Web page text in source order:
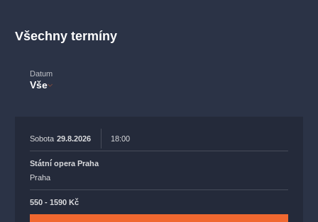
Všechny termíny
Datum
Vše
Sobota 29.8.2026 18:00
Státní opera Praha
Praha
550 - 1590 Kč